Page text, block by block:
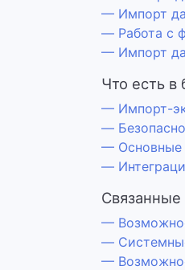
— Импорт
— Работа с
— Импорт
Что есть в
— Импорт-
—
— Основные
—
—
—
—